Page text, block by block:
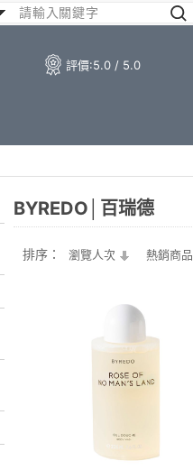
評價:5.0 / 5.0
BYREDO│百瑞德
排序： 瀏覽人次 熱銷商品